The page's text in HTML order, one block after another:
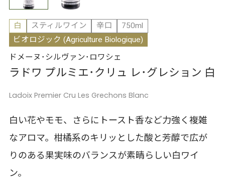
白 スティルワイン 辛口
750ml
ビオロジック (Agriculture Biologique)
ドメーヌ･シルヴァン･ロワシェ
ラドワ プルミエ･クリュ レ･グレション 白
Ladoix Premier Cru Les Grechons Blanc
白い花やモモ、さらにトースト香など力強く複雑
なアロマ。柑橘系のキリッとした酸と芳醇で広が
りのある果実味のバランスが素晴らしい白ワイ
ン。